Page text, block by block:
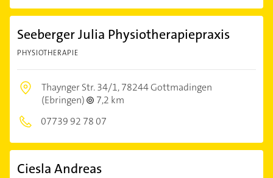
Seeberger Julia Physiotherapiepraxis
PHYSIOTHERAPIE
Thaynger Str. 34/1,78244 Gottmadingen
(Ebringen)
7,2 km
07739 92 78 07
Ciesla Andreas